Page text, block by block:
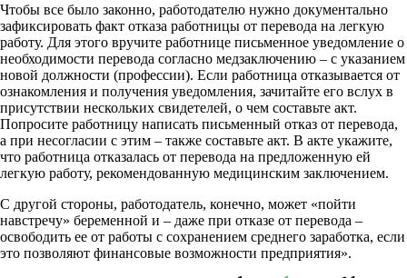
Чтобы все было законно, работодателю нужно документально
зафиксировать факт отказа работницы от перевода на легкую
работу. Для этого вручите работнице письменное уведомление о
необходимости перевода согласно медзаключению – с указанием
новой должности (профессии). Если работница отказывается от
ознакомления и получения уведомления, зачитайте его вслух в
присутствии нескольких свидетелей, о чем составьте акт.
Попросите работницу написать письменный отказ от перевода,
а при несогласии с этим – также составьте акт. В акте укажите,
что работница отказалась от перевода на предложенную ей
легкую работу, рекомендованную медицинским заключением.
С другой стороны, работодатель, конечно, может «пойти
навстречу» беременной и – даже при отказе от перевода –
освободить ее от работы с сохранением среднего заработка, если
это позволяют финансовые возможности предприятия».